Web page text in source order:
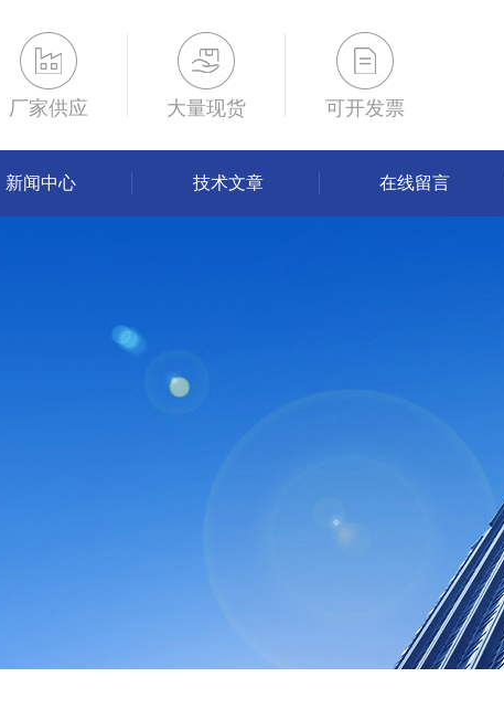
厂家供应 大量现货 可开发票
新闻中心 技术文章 在线留言